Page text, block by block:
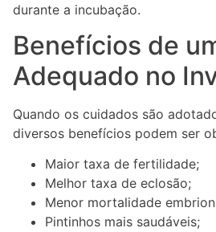
durante a incubação.
Benefícios de
Adequado no
Quando os cuidados são
diversos benefícios podem ser
Maior taxa de fertilidade;
Melhor taxa de eclosão;
Menor mortalidade
Pintinhos mais saudáveis;